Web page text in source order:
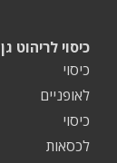
כיסוי לריהוט גן
כיסוי
לאופניים
כיסוי
לכסאות